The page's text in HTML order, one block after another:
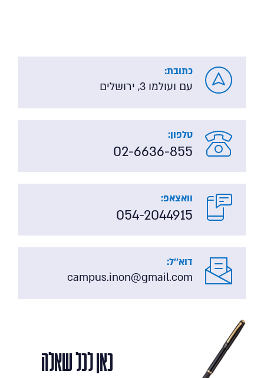
כתובת:
עם ועולמו 3, ירושלים
טלפון:
02-6636-855
וואצאפ:
054-2044915
דוא''ל:
campus.inon@gmail.com
כאן לכל שאלה